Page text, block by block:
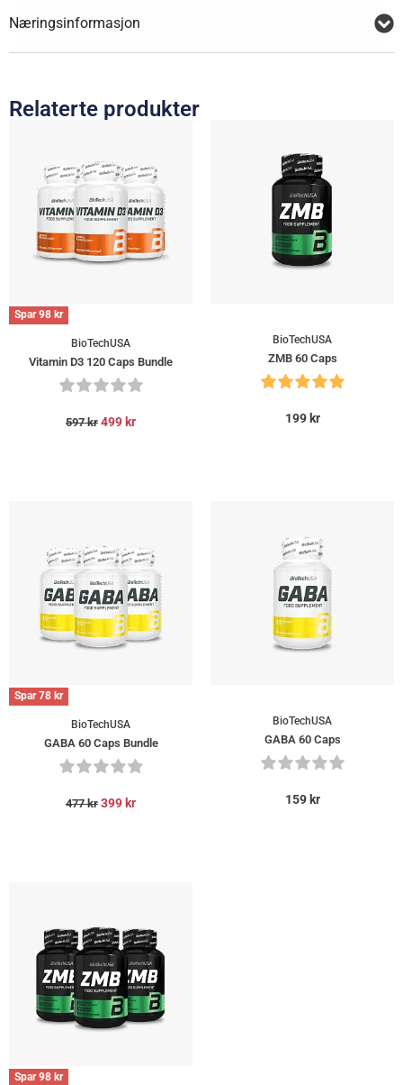
Næringsinformasjon
Relaterte produkter
Spar98 kr
BioTechUSA
Vitamin D3 120 Caps Bundle
597kr 499kr
BioTechUSA
ZMB 60 Caps
199kr
Spar78 kr
BioTechUSA
GABA 60 Caps Bundle
477kr 399kr
BioTechUSA
GABA 60 Caps
159kr
Spar98 kr